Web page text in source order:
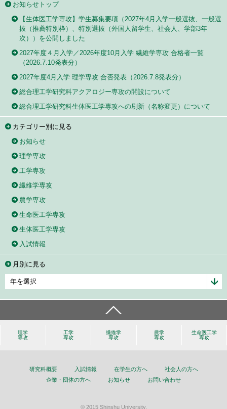
お知らせトップ
【生体医工学専攻】学生募集要項（2027年4月入学一般選抜、一般選
抜（推薦特別枠）、特別選抜（外国人留学生、社会人、学部3年
次））を公開しました
2027年度４月入学／2026年度10月入学 繊維学専攻 合格者一覧
（2026.7.10発表分）
2027年度4月入学 理学専攻 合否発表（2026.7.8発表分）
総合理工学研究科アクアロジー専攻の開設について
総合理工学研究科生体医工学専攻への刷新（名称変更）について
カテゴリー別に見る
お知らせ
理学専攻
工学専攻
繊維学専攻
農学専攻
生命医工学専攻
生体医工学専攻
入試情報
月別に見る
理学
専攻
工学
専攻
繊維学
専攻
農学
専攻
生命医工学
専攻
研究科概要 入試情報 在学生の方へ
社会人の方へ
企業・団体の方へ
お知らせ お問い合わせ
© 2015 Shinshu University.